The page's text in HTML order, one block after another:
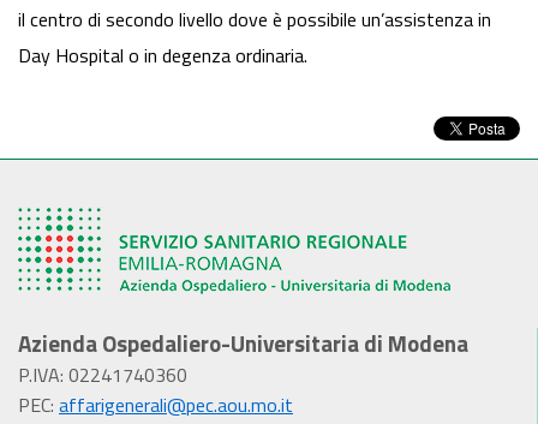
il centro di secondo livello dove è possibile un’assistenza in
Day Hospital o in degenza ordinaria.
Azienda Ospedaliero-Universitaria di Modena
P.IVA: 02241740360
PEC: affarigenerali@pec.aou.mo.it